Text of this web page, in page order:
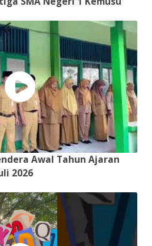
Awal Tahun Ajaran
2026